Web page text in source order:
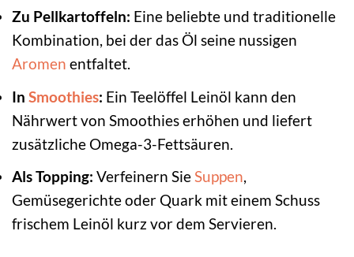
Zu Pellkartoffeln: Eine beliebte und traditionelle
Kombination, bei der das Öl seine nussigen
Aromen entfaltet.
In Smoothies: Ein Teelöffel Leinöl kann den
Nährwert von Smoothies erhöhen und liefert
zusätzliche Omega-3-Fettsäuren.
Als Topping: Verfeinern SieSuppen,
Gemüsegerichte oder Quark mit einem Schuss
frischem Leinöl kurz vor dem Servieren.